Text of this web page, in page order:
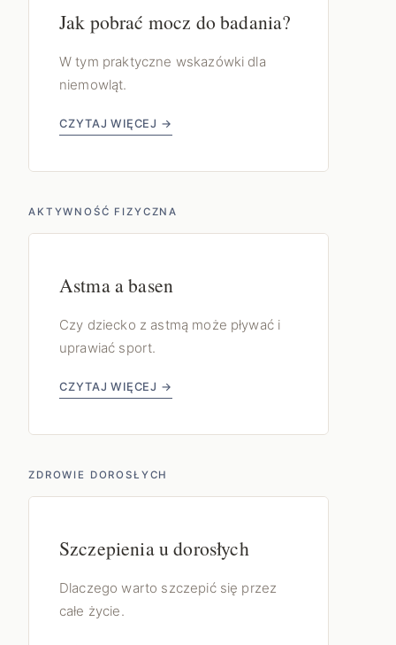
Jak pobrać mocz do badania?
W tym praktyczne wskazówki dla
niemowląt.
CZYTAJ WIĘCEJ →
AKTYWNOŚĆ FIZYCZNA
Astma a basen
Czy dziecko z astmą może pływać i
uprawiać sport.
CZYTAJ WIĘCEJ →
ZDROWIE DOROSŁYCH
Szczepienia u dorosłych
Dlaczego warto szczepić się przez
całe życie.